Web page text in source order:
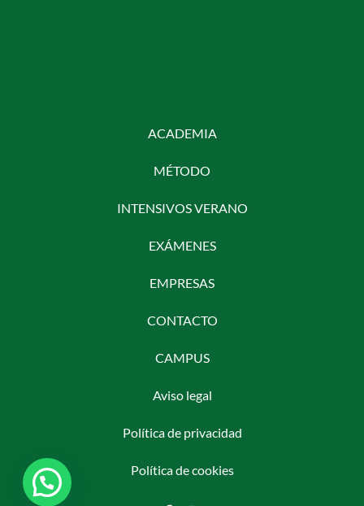
ACADEMIA
MÉTODO
INTENSIVOS VERANO
EXÁMENES
EMPRESAS
CONTACTO
CAMPUS
Aviso legal
Política de privacidad
Política de cookies